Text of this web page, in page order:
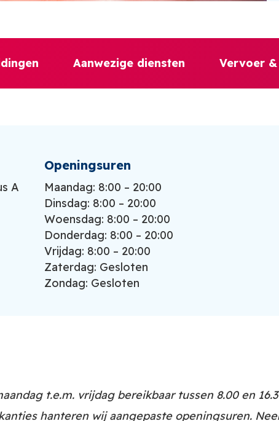
Aanwezige diensten Vervoer
A
Openingsuren
Maandag: 8:00 – 20:00
Dinsdag: 8:00 – 20:00
Woensdag: 8:00 – 20:00
Donderdag: 8:00 – 20:00
Vrijdag: 8:00 – 20:00
Zaterdag: Gesloten
Zondag: Gesloten
t.e.m. vrijdag bereikbaar tussen 8.00 en
hanteren wij aangepaste openingsuren.